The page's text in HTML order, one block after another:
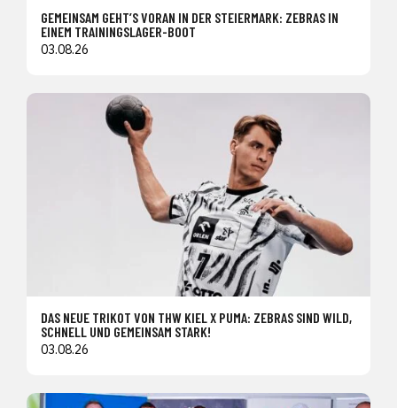
GEMEINSAM GEHT’S VORAN IN DER STEIERMARK: ZEBRAS IN
EINEM TRAININGSLAGER-BOOT
03.08.26
DAS NEUE TRIKOT VON THW KIEL X PUMA: ZEBRAS SIND WILD,
SCHNELL UND GEMEINSAM STARK!
03.08.26